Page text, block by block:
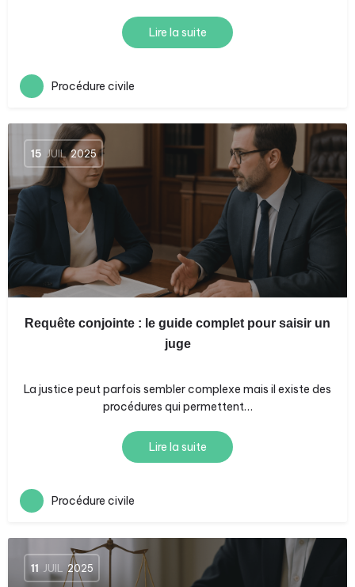
Lire la suite
Procédure civile
15 JUIL 2025
Requête conjointe : le guide complet pour saisir un
juge
La justice peut parfois sembler complexe mais il existe des
procédures qui permettent…
Lire la suite
Procédure civile
11 JUIL 2025